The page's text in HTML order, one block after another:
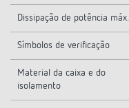
Dissipação de potência máx.
Símbolos de verificação
Material da caixa e do
isolamento